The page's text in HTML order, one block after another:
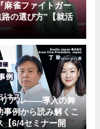
雀ファイトガー
の選び方”【就活
リアル――導入の舞
事例から読み解くこ
【6/4セミナー開